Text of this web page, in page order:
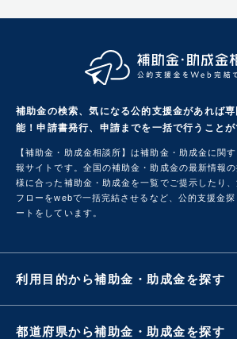
補助金の検索、気になる公的支援金があれば
能！申請書発行、申請までを一括で行うことが
【補助金・助成金相談所】は補助金・助成金に関
報サイトです。 全国の補助金・助成金の最新情報
様に合った補助金・助成金を一覧でご提示したり
フローをwebで一括完結させるなど、公的支援金
ートをしています。
利用目的から補助金・助成金を探す
都道府県から補助金・助成金を探す